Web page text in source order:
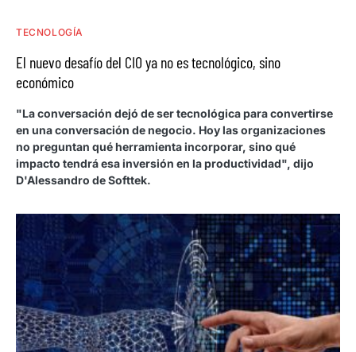
TECNOLOGÍA
El nuevo desafío del CIO ya no es tecnológico, sino
económico
"La conversación dejó de ser tecnológica para convertirse
en una conversación de negocio. Hoy las organizaciones
no preguntan qué herramienta incorporar, sino qué
impacto tendrá esa inversión en la productividad", dijo
D'Alessandro de Softtek.